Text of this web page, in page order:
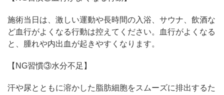
施術当日は、激しい運動や長時間の入浴、サウナ、飲酒な
ど血行がよくなる行動は控えてください。血行がよくなる
と、腫れや内出血が起きやすくなります。
【NG習慣③水分不足】
汗や尿とともに溶かした脂肪細胞をスムーズに排出するた